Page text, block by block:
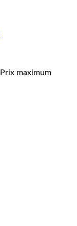
Prix maximum